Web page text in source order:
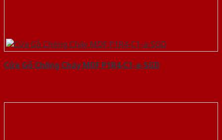
Cửa Gỗ Chống Cháy MDF P1R4-C1-a-SGD